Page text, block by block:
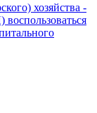
хозяйства -